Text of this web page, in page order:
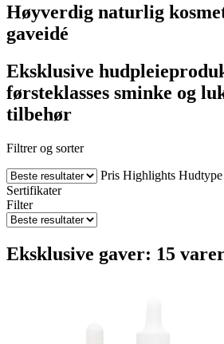
Høyverdig naturlig
gaveidé
Eksklusive
førsteklasses sminke og
tilbehør
Filtrer og sorter
Pris Highlights Hudtype
Sertifikater
Filter
Eksklusive gaver: 15